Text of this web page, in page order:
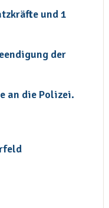
und 1
der
an die Polizei.